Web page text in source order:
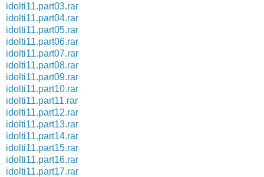
idolti11.part03.rar
idolti11.part04.rar
idolti11.part05.rar
idolti11.part06.rar
idolti11.part07.rar
idolti11.part08.rar
idolti11.part09.rar
idolti11.part10.rar
idolti11.part11.rar
idolti11.part12.rar
idolti11.part13.rar
idolti11.part14.rar
idolti11.part15.rar
idolti11.part16.rar
idolti11.part17.rar